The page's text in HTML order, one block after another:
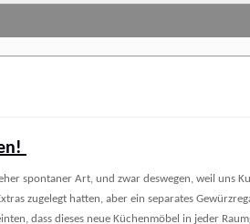
spontaner Art, und zwar deswegen, weil uns
zugelegt hatten, aber ein separates
dass dieses neue Küchenmöbel in jeder